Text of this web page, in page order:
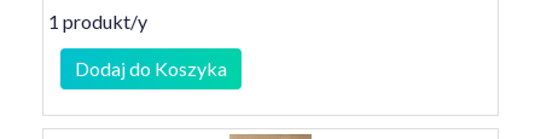
1 produkt/y
Dodaj do Koszyka